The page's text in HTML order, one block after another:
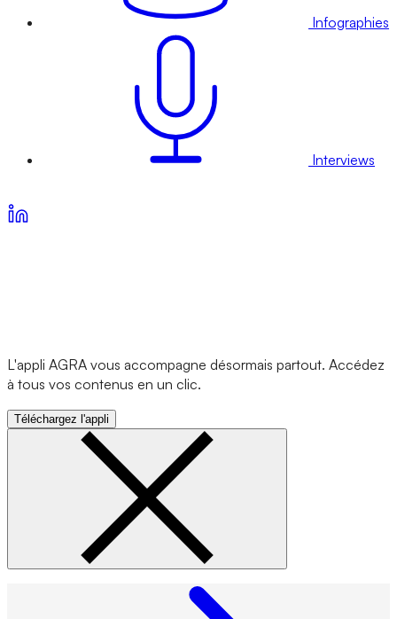
Infographies
Interviews
L'appli AGRA vous accompagne désormais partout. Accédez
à tous vos contenus en un clic.
Téléchargez l'appli